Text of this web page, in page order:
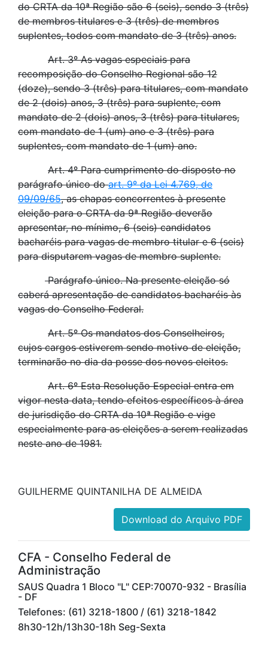
do CRTA da 10ª Região são 6 (seis), sendo 3 (três)
de membros titulares e 3 (três) de membros
suplentes, todos com mandato de 3 (três) anos.
Art. 3º As vagas especiais para
recomposição do Conselho Regional são 12
(doze), sendo 3 (três) para titulares, com mandato
de 2 (dois) anos, 3 (três) para suplente, com
mandato de 2 (dois) anos, 3 (três) para titulares,
com mandato de 1 (um) ano e 3 (três) para
suplentes, com mandato de 1 (um) ano.
Art. 4º Para cumprimento do disposto no
parágrafo único doart. 9º da Lei 4.769, de
09/09/65, as chapas concorrentes à presente
eleição para o CRTA da 9ª Região deverão
apresentar, no mínimo, 6 (seis) candidatos
bacharéis para vagas de membro titular e 6 (seis)
para disputarem vagas de membro suplente.
Parágrafo único. Na presente eleição só
caberá apresentação de candidatos bacharéis às
vagas do Conselho Federal.
Art. 5º Os mandatos dos Conselheiros,
cujos cargos estiverem sendo motivo de eleição,
terminarão no dia da posse dos novos eleitos.
Art. 6º Esta Resolução Especial entra em
vigor nesta data, tendo efeitos específicos à área
de jurisdição do CRTA da 10ª Região e vige
especialmente para as eleições a serem realizadas
neste ano de 1981.
GUILHERME QUINTANILHA DE ALMEIDA
Download do Arquivo PDF
CFA - Conselho Federal de
Administração
SAUS Quadra 1 Bloco "L" CEP:70070-932 - Brasília
- DF
Telefones: (61) 3218-1800 / (61) 3218-1842
8h30-12h/13h30-18h Seg-Sexta